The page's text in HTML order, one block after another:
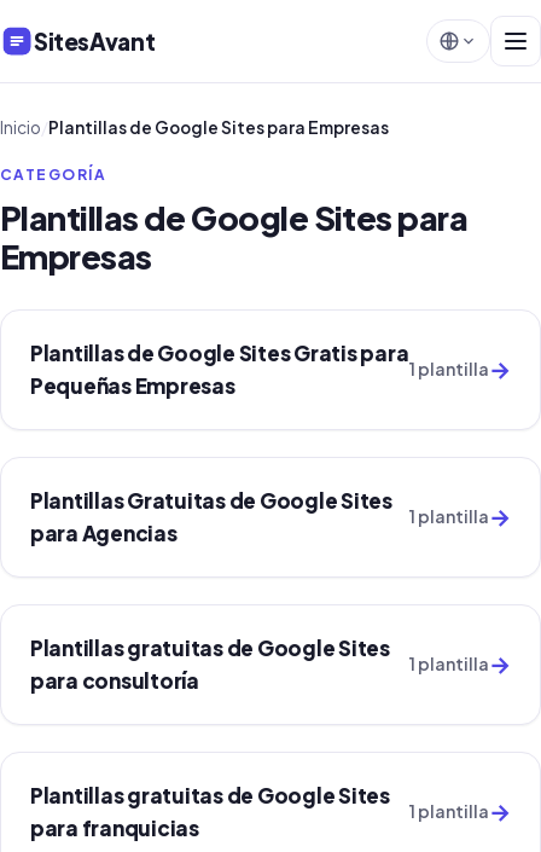
SitesAvant
Inicio/Plantillas de Google Sites para Empresas
CATEGORÍA
Plantillas de Google Sites para
Empresas
Plantillas de Google Sites Gratis para
Pequeñas Empresas
1 plantilla→
Plantillas Gratuitas de Google Sites
para Agencias
1 plantilla→
Plantillas gratuitas de Google Sites
para consultoría
1 plantilla→
Plantillas gratuitas de Google Sites
para franquicias
1 plantilla→